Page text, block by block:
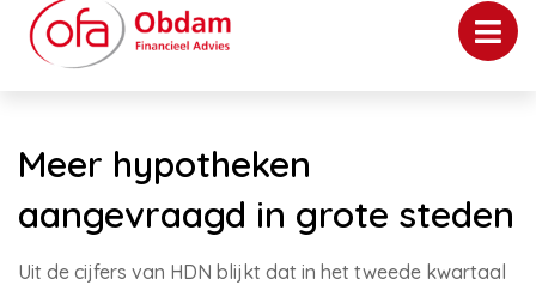
Meer hypotheken
aangevraagd in grote steden
Uit de cijfers van HDN blijkt dat in het tweede kwartaal